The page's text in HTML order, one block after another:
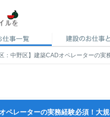
：中野区】建築CADオペレーターの
ペレーターの実務経験必須！大